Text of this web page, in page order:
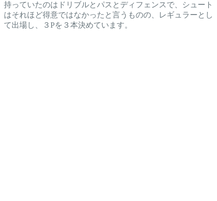
持っていたのはドリブルとパスとディフェンスで、シュート
はそれほど得意ではなかったと言うものの、レギュラーとし
て出場し、３Pを３本決めています。